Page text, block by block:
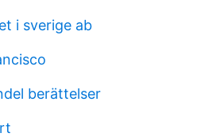
i sverige ab
berättelser